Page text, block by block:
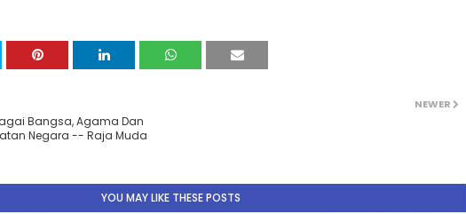
NEWER
Bangsa, Agama Dan
Negara -- Raja Muda
YOU MAY LIKE THESE POSTS